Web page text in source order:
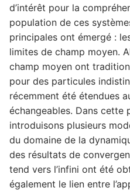
d’intérêt pour la
population de ces
principales ont émergé :
limites de champ moyen.
champ moyen ont
pour des particules
récemment été étendues
échangeables. Dans cette
introduisons plusieurs
du domaine de la
des résultats de
tend vers l’infini ont été
également le lien entre